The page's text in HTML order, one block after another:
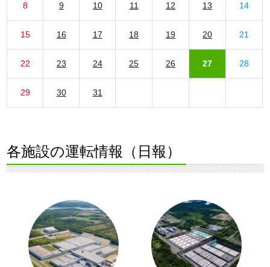
8 9 10 11 12 13 14
15 16 17 18 19 20 21
22 23 24 25 26 27 28
29 30 31
各施設の運転情報（日報）